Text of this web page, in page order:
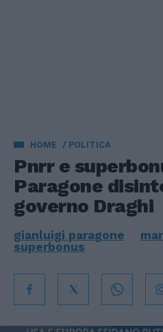
HOME POLITICA
Pnrr e
Paragone
governo Draghi
gianluigi paragone
superbonus